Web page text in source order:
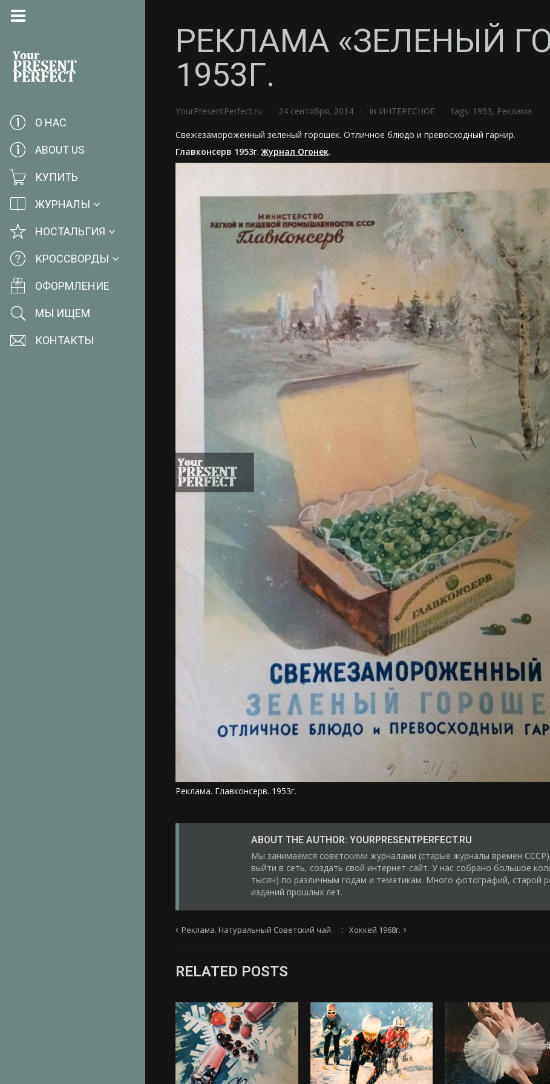
О НАС
ABOUT US
КУПИТЬ
ЖУРНАЛЫ
НОСТАЛЬГИЯ
КРОССВОРДЫ
ОФОРМЛЕНИЕ
МЫ ИЩЕМ
КОНТАКТЫ
РЕКЛАМА «ЗЕЛЕНЫЙ
1953Г.
YourPresentPerfect.ru 24 сентября, 2014 in ИНТЕРЕСНОЕ tags: 1953, Реклама
Свежезамороженный зеленый горошек. Отличное блюдо и превосходный гарнир.
Главконсерв 1953г.Журнал Огонек.
Реклама. Главконсерв. 1953г.
ABOUT THE AUTHOR: YOURPRESENTPERFECT.RU
Мы занимаемся советскими журналами (старые журналы времен
выйти в сеть, создать свой интернет-сайт. У нас собрано большое
тысяч) по различным годам и тематикам. Много фотографий, старой
изданий прошлых лет.
Реклама. Натуральный Советский чай. Хоккей 1968г.
RELATED POSTS